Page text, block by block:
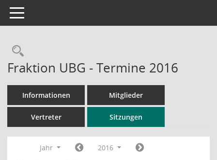
Toggle navigation
Rechercheauswahl
Fraktion UBG - Termine 2016
Informationen Mitglieder
Vertreter Sitzungen
Jahr
2016